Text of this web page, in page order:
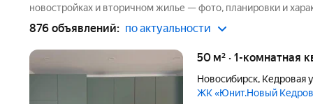
новостройках и вторичном жилье — фото, планировки и
876 объявлений: по актуальности
50 м² · 1-комнатная
Новосибирск, Кедровая
ЖК «Юнит.Новый